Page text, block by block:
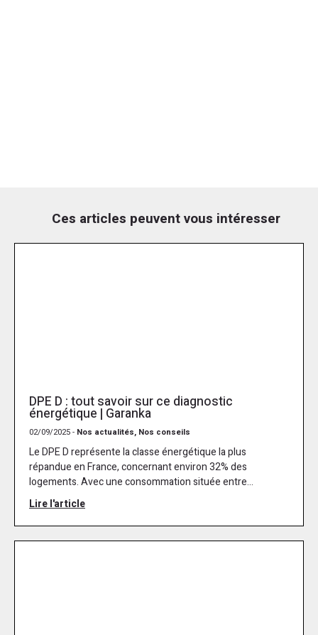
Ces articles peuvent vous intéresser
DPE D : tout savoir sur ce diagnostic
énergétique | Garanka
02/09/2025 - Nos actualités, Nos conseils
Le DPE D représente la classe énergétique la plus
répandue en France, concernant environ 32% des
logements. Avec une consommation située entre...
Lire l'article